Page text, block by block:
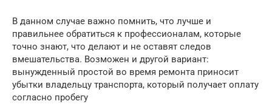
В данном случае важно помнить, что лучше и
правильнее обратиться к профессионалам, которые
точно знают, что делают и не оставят следов
вмешательства. Возможен и другой вариант:
вынужденный простой во время ремонта приносит
убытки владельцу транспорта, который получает оплату
согласно пробегу